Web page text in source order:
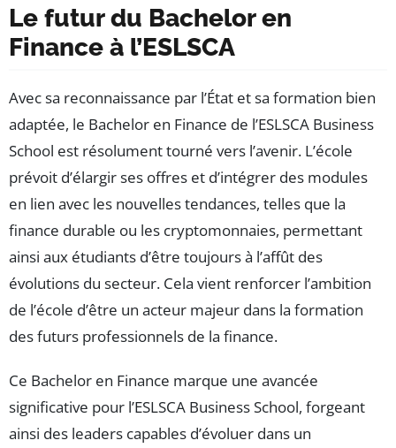
Le futur du Bachelor en
Finance à l’ESLSCA
Avec sa reconnaissance par l’État et sa formation bien
adaptée, le Bachelor en Finance de l’ESLSCA Business
School est résolument tourné vers l’avenir. L’école
prévoit d’élargir ses offres et d’intégrer des modules
en lien avec les nouvelles tendances, telles que la
finance durable ou les cryptomonnaies, permettant
ainsi aux étudiants d’être toujours à l’affût des
évolutions du secteur. Cela vient renforcer l’ambition
de l’école d’être un acteur majeur dans la formation
des futurs professionnels de la finance.
Ce Bachelor en Finance marque une avancée
significative pour l’ESLSCA Business School, forgeant
ainsi des leaders capables d’évoluer dans un